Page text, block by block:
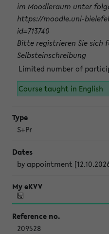
im Moodleraum unter
https://moodle.uni-
id=713740
Bitte registrieren Sie sich
Selbsteinschreibung
Limited number of
Course taught in English
S+Pr
by appointment
209528